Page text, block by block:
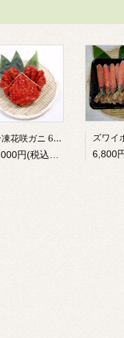
冷凍花咲ガニ 650g前後